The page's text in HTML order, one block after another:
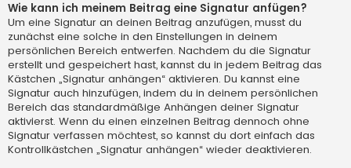
Wie kann ich meinem Beitrag eine Signatur anfügen?
Um eine Signatur an deinen Beitrag anzufügen, musst du
zunächst eine solche in den Einstellungen in deinem
persönlichen Bereich entwerfen. Nachdem du die Signatur
erstellt und gespeichert hast, kannst du in jedem Beitrag das
Kästchen „Signatur anhängen“ aktivieren. Du kannst eine
Signatur auch hinzufügen, indem du in deinem persönlichen
Bereich das standardmäßige Anhängen deiner Signatur
aktivierst. Wenn du einen einzelnen Beitrag dennoch ohne
Signatur verfassen möchtest, so kannst du dort einfach das
Kontrollkästchen „Signatur anhängen“ wieder deaktivieren.